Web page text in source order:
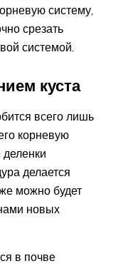
систему,
срезать
системой.
куста
всего лишь
корневую
делается
можно будет
новых
в почве